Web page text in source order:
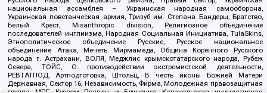
национальная ассамблея – Украинская народная самооборона,
Украинская повстанческая армия, Тризуб им. Степана Бандеры, Братство,
Белый Крест, Misanthropic division, Религиозное объединение
последователей инглиизма, Народная Социальная Инициатива, TulaSkins,
Этнополитическое объединение Русские, Русское национальное
объединение Атака, Мечеть Мирмамеда, Община Коренного Русского
народа г. Астрахани, ВОЛЯ, Меджлис крымскотатарского народа, Рубеж
Севера, ТОЙС, О противодействии экстремистской деятельности,
РЕВТАТПОД, Артподготовка, Штольц, В честь иконы Божией Матери
Державная, Сектор 16, Независимость, Фирма, Молодежная правозащитная